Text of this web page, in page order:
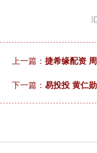
上一篇： 捷希缘配资
下一篇： 易投投 黄仁